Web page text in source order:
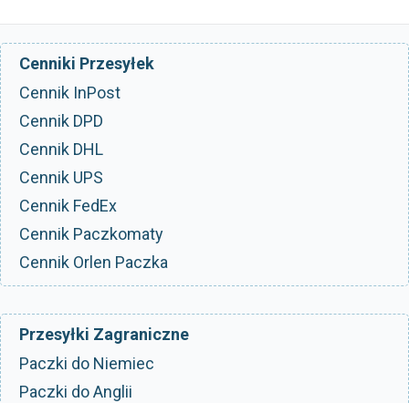
Cenniki Przesyłek
Cennik InPost
Cennik DPD
Cennik DHL
Cennik UPS
Cennik FedEx
Cennik Paczkomaty
Cennik Orlen Paczka
Przesyłki Zagraniczne
Paczki do Niemiec
Paczki do Anglii